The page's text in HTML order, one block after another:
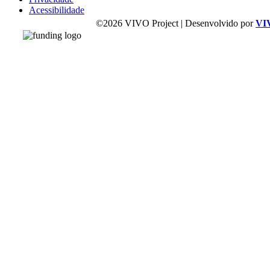
Acessibilidade
©2026 VIVO Project | Desenvolvido por